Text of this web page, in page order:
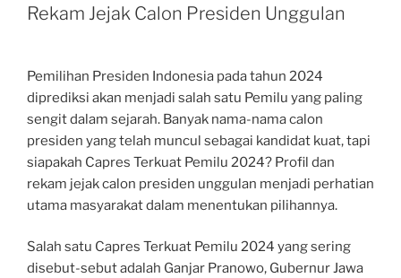
Rekam Jejak Calon Presiden Unggulan
Pemilihan Presiden Indonesia pada tahun 2024
diprediksi akan menjadi salah satu Pemilu yang paling
sengit dalam sejarah. Banyak nama-nama calon
presiden yang telah muncul sebagai kandidat kuat, tapi
siapakah Capres Terkuat Pemilu 2024? Profil dan
rekam jejak calon presiden unggulan menjadi perhatian
utama masyarakat dalam menentukan pilihannya.
Salah satu Capres Terkuat Pemilu 2024 yang sering
disebut-sebut adalah Ganjar Pranowo, Gubernur Jawa